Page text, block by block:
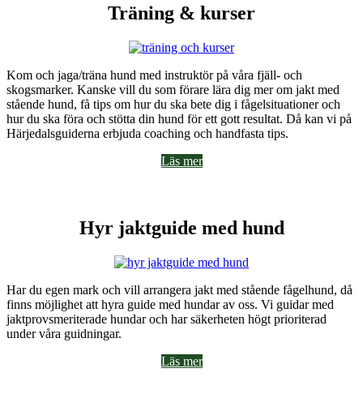
Träning & kurser
Kom och jaga/träna hund med instruktör på våra fjäll- och
skogsmarker. Kanske vill du som förare lära dig mer om jakt med
stående hund, få tips om hur du ska bete dig i fågelsituationer och
hur du ska föra och stötta din hund för ett gott resultat. Då kan vi på
Härjedalsguiderna erbjuda coaching och handfasta tips.
Läs mer
Hyr jaktguide med hund
Har du egen mark och vill arrangera jakt med stående fågelhund, då
finns möjlighet att hyra guide med hundar av oss. Vi guidar med
jaktprovsmeriterade hundar och har säkerheten högt prioriterad
under våra guidningar.
Läs mer